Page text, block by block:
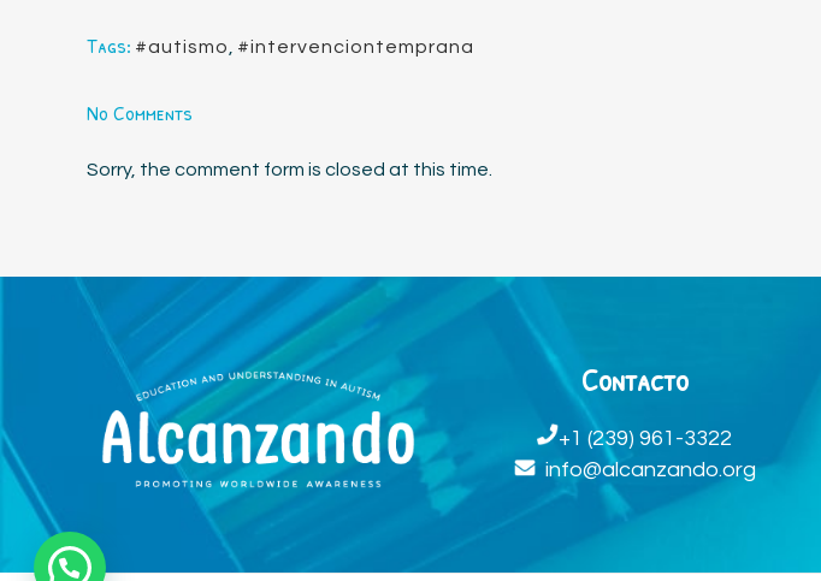
Tags: #autismo #intervenciontemprana
No Comments
Sorry, the comment form is closed at this time.
Contacto
+1 (239) 961-3322
info@alcanzando.org